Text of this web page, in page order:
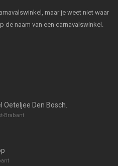
maar je weet niet waar
de naam van een carnavalswinkel.
Oeteljee Den Bosch.
Brabant